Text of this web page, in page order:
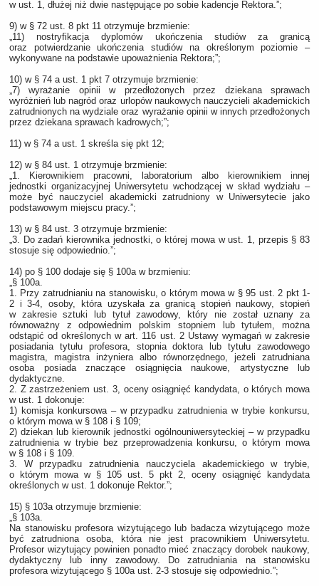
w ust. 1, dłużej niż dwie następujące po sobie kadencje Rektora.”;
9) w § 72 ust. 8 pkt 11 otrzymuje brzmienie:
„11) nostryfikacja dyplomów ukończenia studiów za granicą
oraz potwierdzanie ukończenia studiów na określonym poziomie –
wykonywane na podstawie upoważnienia Rektora;”;
10) w § 74 a ust. 1 pkt 7 otrzymuje brzmienie:
„7) wyrażanie opinii w przedłożonych przez dziekana sprawach
wyróżnień lub nagród oraz urlopów naukowych nauczycieli akademickich
zatrudnionych na wydziale oraz wyrażanie opinii w innych przedłożonych
przez dziekana sprawach kadrowych;”;
11) w § 74 a ust. 1 skreśla się pkt 12;
12) w § 84 ust. 1 otrzymuje brzmienie:
„1. Kierownikiem pracowni, laboratorium albo kierownikiem innej
jednostki organizacyjnej Uniwersytetu wchodzącej w skład wydziału –
może być nauczyciel akademicki zatrudniony w Uniwersytecie jako
podstawowym miejscu pracy.”;
13) w § 84 ust. 3 otrzymuje brzmienie:
„3. Do zadań kierownika jednostki, o której mowa w ust. 1, przepis § 83
stosuje się odpowiednio.”;
14) po § 100 dodaje się § 100a w brzmieniu:
„§ 100a.
1. Przy zatrudnianiu na stanowisku, o którym mowa w § 95 ust. 2 pkt 1-
2 i 3-4, osoby, która uzyskała za granicą stopień naukowy, stopień
w zakresie sztuki lub tytuł zawodowy, który nie został uznany za
równoważny z odpowiednim polskim stopniem lub tytułem, można
odstąpić od określonych w art. 116 ust. 2 Ustawy wymagań w zakresie
posiadania tytułu profesora, stopnia doktora lub tytułu zawodowego
magistra, magistra inżyniera albo równorzędnego, jeżeli zatrudniana
osoba posiada znaczące osiągnięcia naukowe, artystyczne lub
dydaktyczne.
2. Z zastrzeżeniem ust. 3, oceny osiągnięć kandydata, o których mowa
w ust. 1 dokonuje:
1) komisja konkursowa – w przypadku zatrudnienia w trybie konkursu,
o którym mowa w § 108 i § 109;
2) dziekan lub kierownik jednostki ogólnouniwersyteckiej – w przypadku
zatrudnienia w trybie bez przeprowadzenia konkursu, o którym mowa
w § 108 i § 109.
3. W przypadku zatrudnienia nauczyciela akademickiego w trybie,
o którym mowa w § 105 ust. 5 pkt 2, oceny osiągnięć kandydata
określonych w ust. 1 dokonuje Rektor.”;
15) § 103a otrzymuje brzmienie:
„§ 103a.
Na stanowisku profesora wizytującego lub badacza wizytującego może
być zatrudniona osoba, która nie jest pracownikiem Uniwersytetu.
Profesor wizytujący powinien ponadto mieć znaczący dorobek naukowy,
dydaktyczny lub inny zawodowy. Do zatrudniania na stanowisku
profesora wizytującego § 100a ust. 2-3 stosuje się odpowiednio.”;